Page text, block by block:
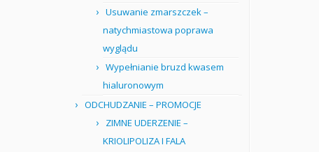
Usuwanie zmarszczek –
natychmiastowa poprawa
wyglądu
Wypełnianie bruzd kwasem
hialuronowym
ODCHUDZANIE – PROMOCJE
ZIMNE UDERZENIE –
KRIOLIPOLIZA I FALA